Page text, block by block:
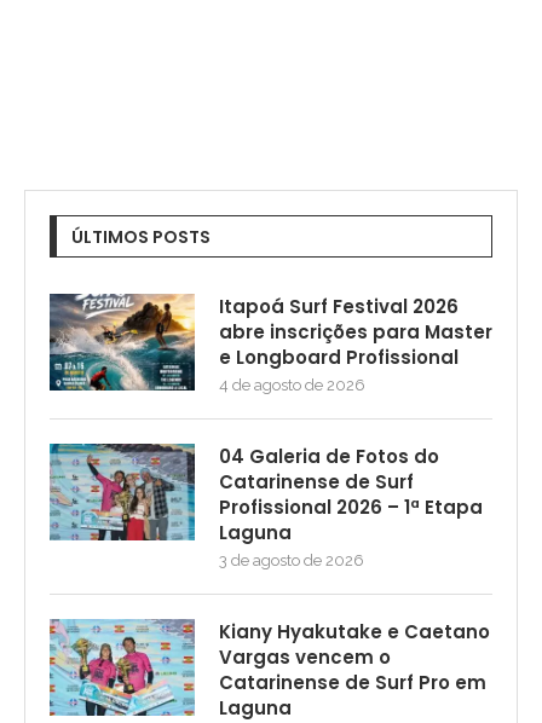
ÚLTIMOS POSTS
Itapoá Surf Festival 2026
abre inscrições para Master
e Longboard Profissional
4 de agosto de 2026
04 Galeria de Fotos do
Catarinense de Surf
Profissional 2026 – 1ª Etapa
Laguna
3 de agosto de 2026
Kiany Hyakutake e Caetano
Vargas vencem o
Catarinense de Surf Pro em
Laguna